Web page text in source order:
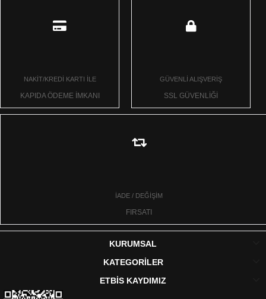
NAKİT/KREDİ KARTI İLE
KAPIDA ÖDEME İMKANI
GÜVENLİ ALIŞVERİŞ
SSL GÜVENLİĞİ
İADE / DEĞİŞİM
FIRSATI
KURUMSAL
KATEGORİLER
ETBİS KAYDIMIZ